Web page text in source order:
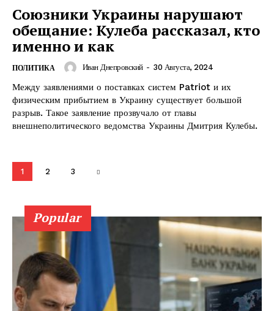
Связаться с нами
Отказ от ответственности
Подписка
Мой аккаунт
Реклама
Контакты
Союзники Украины нарушают
обещание: Кулеба рассказал, кто
именно и как
ПОЛИТИКА Иван Днепровский - 30 Августа, 2024
Между заявлениями о поставках систем Patriot и их
физическим прибытием в Украину существует большой
разрыв. Такое заявление прозвучало от главы
внешнеполитического ведомства Украины Дмитрия Кулебы.
1 2 3
Popular